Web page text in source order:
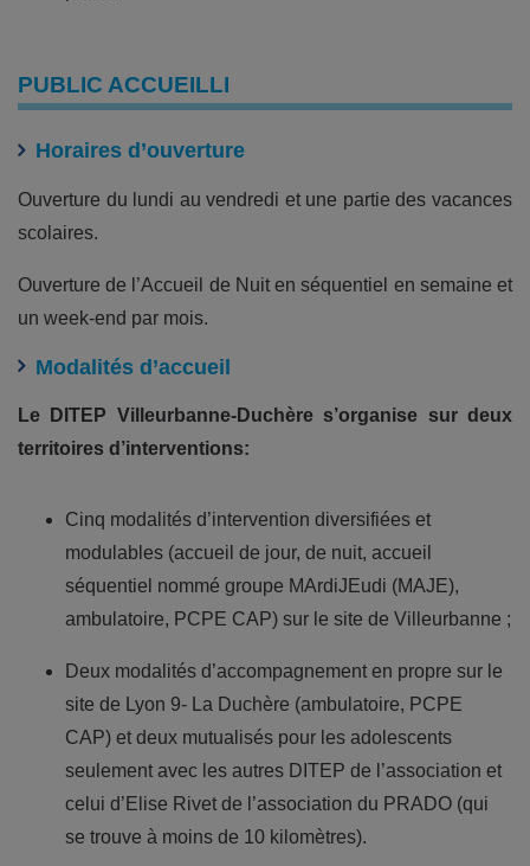
PUBLIC ACCUEILLI
Horaires d’ouverture
Ouverture du lundi au vendredi et une partie des vacances
scolaires.
Ouverture de l’Accueil de Nuit en séquentiel en semaine et
un week-end par mois.
Modalités d’accueil
Le DITEP Villeurbanne-Duchère s’organise sur deux
territoires d’interventions:
Cinq modalités d’intervention diversifiées et
modulables (accueil de jour, de nuit, accueil
séquentiel nommé groupe MArdiJEudi (MAJE),
ambulatoire, PCPE CAP) sur le site de Villeurbanne ;
Deux modalités d’accompagnement en propre sur le
site de Lyon 9- La Duchère (ambulatoire, PCPE
CAP) et deux mutualisés pour les adolescents
seulement avec les autres DITEP de l’association et
celui d’Elise Rivet de l’association du PRADO (qui
se trouve à moins de 10 kilomètres).